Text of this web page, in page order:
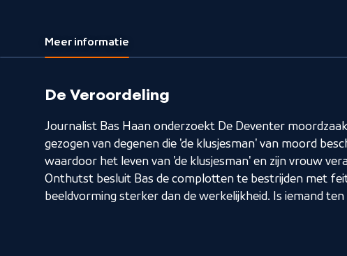
Meer informatie
De Veroordeling
Journalist Bas Haan onderzoekt De Deventer
gezogen van degenen die 'de klusjesman' van moord
waardoor het leven van 'de klusjesman' en zijn vrouw
Onthutst besluit Bas de complotten te bestrijden met
beeldvorming sterker dan de werkelijkheid. Is iemand